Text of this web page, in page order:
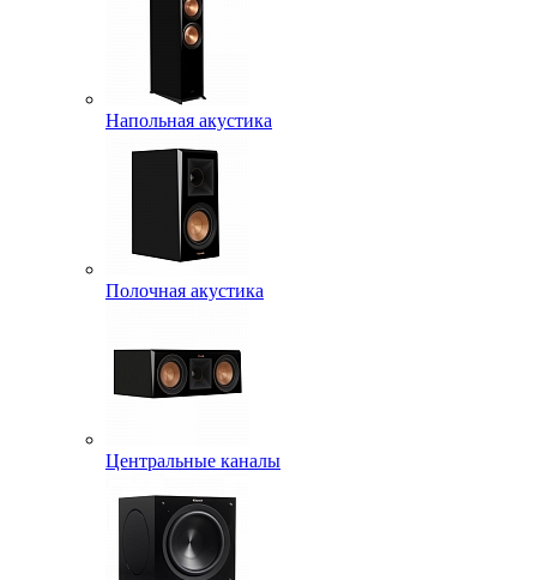
Напольная акустика
Полочная акустика
Центральные каналы